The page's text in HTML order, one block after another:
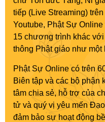
tiếp (Live Streaming)
Youtube, Phật Sự
15 chương trình khác
thông Phật giáo như
Phật Sự Online có trên
Biên tập và các bộ phận
tâm chia sẻ, hỗ trợ của
tử và quý vị yêu mến
đảm bảo sự hoạt động